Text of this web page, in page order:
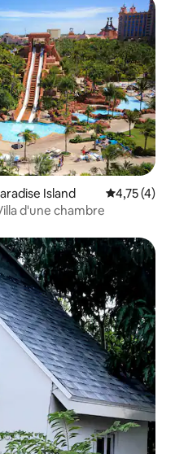
Island Évaluation
4,75 (4)
d'une chambre